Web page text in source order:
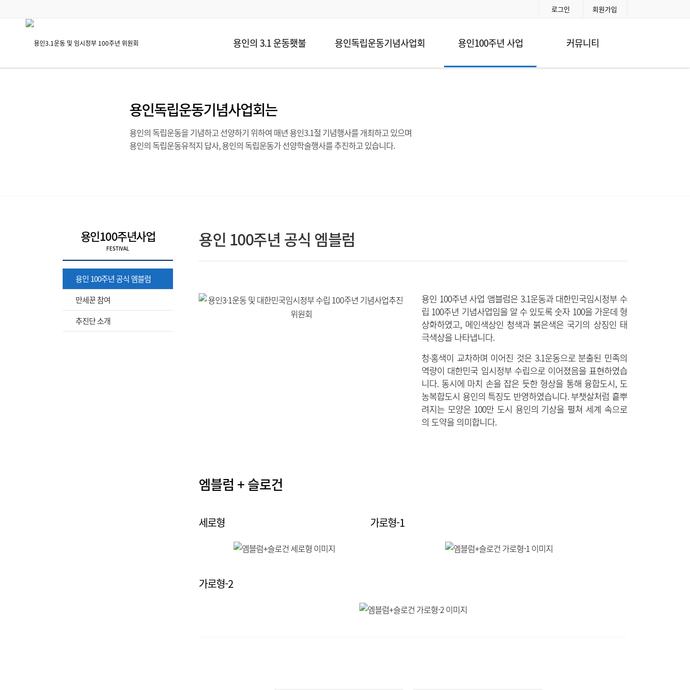
로그인 회원가입
용인의 3.1 운동횃불 용인독립운동기념사업회 용인100주년 사업 커뮤니티
용인독립운동기념사업회는
용인의 독립운동을 기념하고 선양하기 위하여 매년 용인3.1절 기념행사를 개최하고 있으며
용인의 독립운동유적지 답사, 용인의 독립운동가 선양학술행사를 추진하고 있습니다.
용인100주년사업
용인 100주년 공식 엠블럼
만세꾼 참여
추진단 소개
용인 100주년 공식 엠블럼
용인 100주년 사업 앰블럼은 3.1운동과 대한민국임시정부 수
립 100주년 기념사업임을 알 수 있도록 숫자 100을 가운데 형
상화하였고, 메인색상인 청색과 붉은색은 국기의 상징인 태
극색상을 나타냅니다.
청·홍색이 교차하며 이어진 것은 3.1운동으로 분출된 민족의
역량이 대한민국 임시정부 수립으로 이어졌음을 표현하였습
니다. 동시에 마치 손을 잡은 듯한 형상을 통해 융합도시, 도
농복합도시 용인의 특징도 반영하였습니다. 부챗살처럼 흩뿌
려지는 모양은 100만 도시 용인의 기상을 펼쳐 세계 속으로
의 도약을 의미합니다.
엠블럼 + 슬로건
세로형 가로형-1
가로형-2